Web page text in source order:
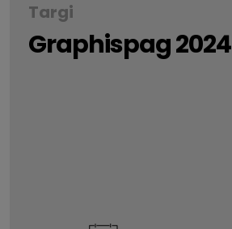
Targi
Graphispag 2024